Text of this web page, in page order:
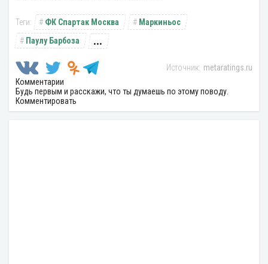
ФК Спартак Москва
Маркиньос
Паулу Барбоза
...
metaratings.ru
Комментарии
Будь первым и расскажи, что ты думаешь по этому поводу.
Комментировать